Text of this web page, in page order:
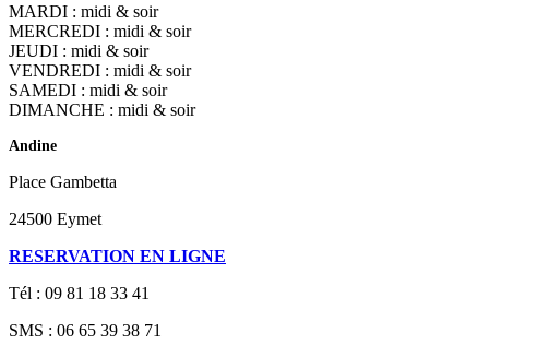
MARDI : midi & soir
MERCREDI : midi & soir
JEUDI : midi & soir
VENDREDI : midi & soir
SAMEDI : midi & soir
DIMANCHE : midi & soir
Andine
Place Gambetta
24500 Eymet
RESERVATION EN LIGNE
Tél : 09 81 18 33 41
SMS : 06 65 39 38 71